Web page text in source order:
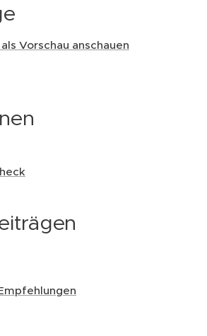
Vorschau anschauen